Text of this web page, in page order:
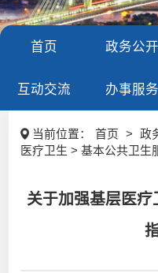
首页 政务公开
互动交流 办事服务
当前位置： 首页 > 政
医疗卫生 > 基本公共卫生
关于加强基层医